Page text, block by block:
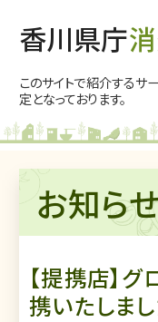
香川県庁
このサイトで紹介する
定となっております。
お知ら
【提携店】
携いたしま